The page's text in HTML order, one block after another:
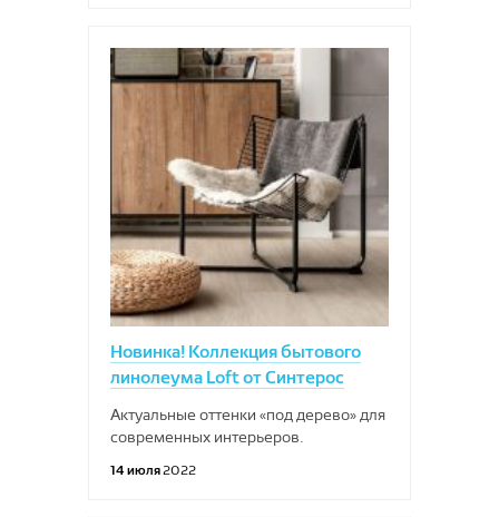
Новинка! Коллекция бытового
линолеума Loft от Синтерос
Актуальные оттенки «под дерево» для
современных интерьеров.
14 июля2022